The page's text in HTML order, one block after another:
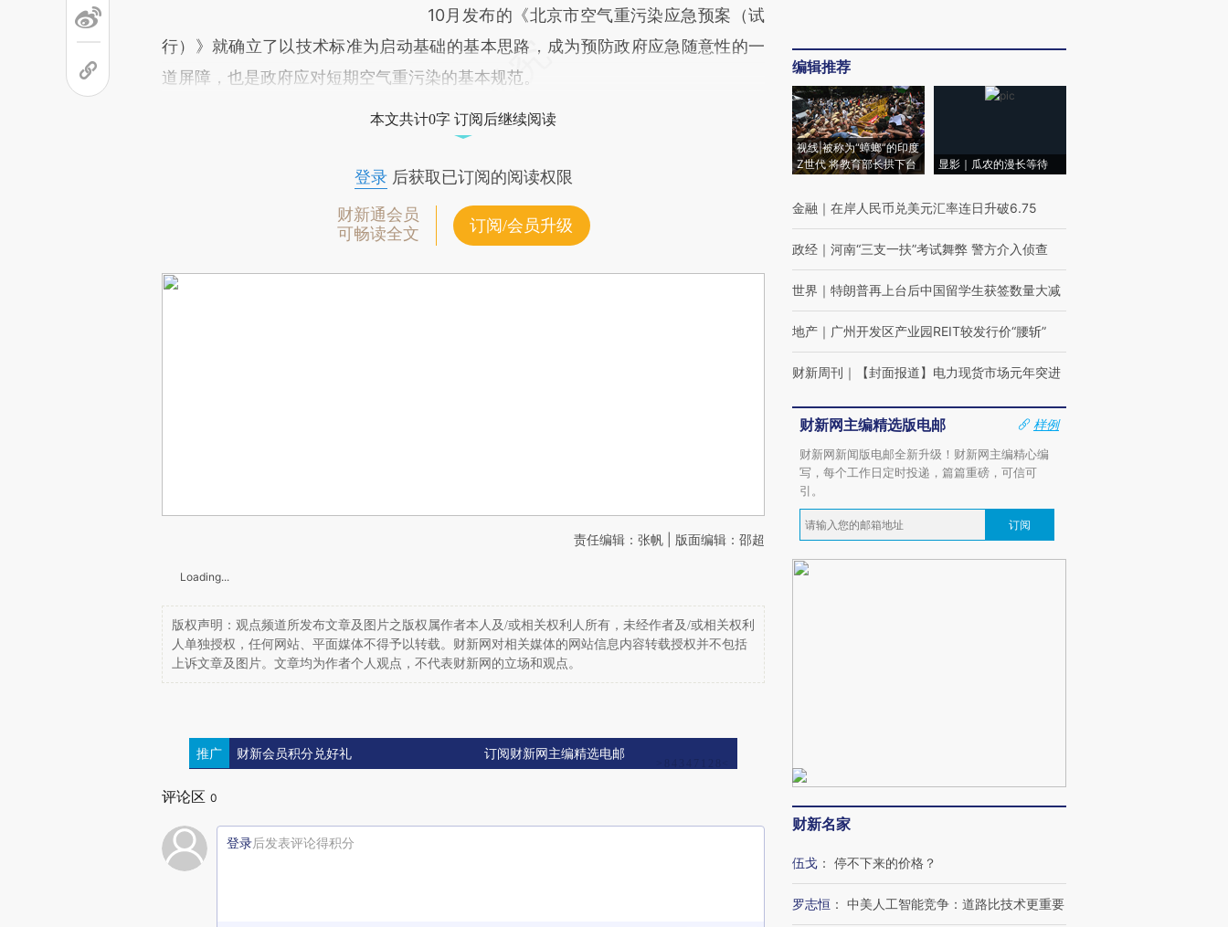
10月发布的《北京市空气重污染应急预案（试
行）》就确立了以技术标准为启动基础的基本思路，成为预防政府应急随意性的一
道屏障，也是政府应对短期空气重污染的基本规范。
本文共计0字 订阅后继续阅读
登录后获取已订阅的阅读权限
财新通会员
可畅读全文
订阅/会员升级
责任编辑：张帆 | 版面编辑：邵超
Loading...
版权声明：观点频道所发布文章及图片之版权属作者本人及/或相关权利人所有，未经作者及/或相关权利
人单独授权，任何网站、平面媒体不得予以转载。财新网对相关媒体的网站信息内容转载授权并不包括
上诉文章及图片。文章均为作者个人观点，不代表财新网的立场和观点。
推广 财新会员积分兑好礼 订阅财新网主编精选电邮
评论区 0
登录后发表评论得积分
编辑推荐
视线|被称为“蟑螂”的印度
Z世代 将教育部长拱下台
显影｜瓜农的漫长等待
金融 ｜ 在岸人民币兑美元汇率连日升破6.75
政经 ｜ 河南“三支一扶”考试舞弊 警方介入侦查
世界 ｜ 特朗普再上台后中国留学生获签数量大减
地产 ｜ 广州开发区产业园REIT较发行价“腰斩”
财新周刊 ｜ 【封面报道】电力现货市场元年突进
财新网主编精选版电邮
样例
财新网新闻版电邮全新升级！财新网主编精心编
写，每个工作日定时投递，篇篇重磅，可信可
引。
订阅
财新名家
伍戈 ： 停不下来的价格？
罗志恒 ： 中美人工智能竞争：道路比技术更重要